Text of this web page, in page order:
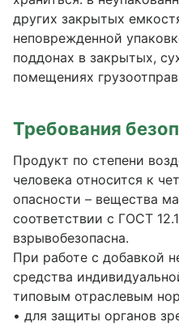
других закрытых
неповрежденной
поддонах в закрытых,
помещениях
Требования
Продукт по степени
человека относится к
опасности – вещества
соответствии с ГОСТ
взрывобезопасна.
При работе с добавкой
средства
типовым отраслевым
• для защиты органов